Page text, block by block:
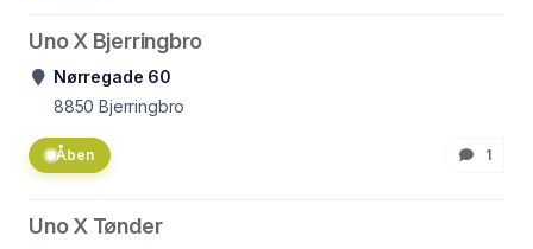
Uno X Bjerringbro
Nørregade 60
8850 Bjerringbro
Åben 1
Uno X Tønder